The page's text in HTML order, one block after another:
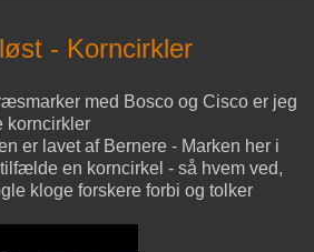
- Korncirkler
med Bosco og Cisco er jeg
korncirkler
er lavet af Bernere - Marken her i
en korncirkel - så hvem ved,
kloge forskere forbi og tolker